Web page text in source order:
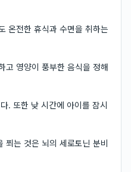
온전한 휴식과 수면을 취하는
고 영양이 풍부한 음식을 정해
. 또한 낮 시간에 아이를 잠시
쬐는 것은 뇌의 세로토닌 분비